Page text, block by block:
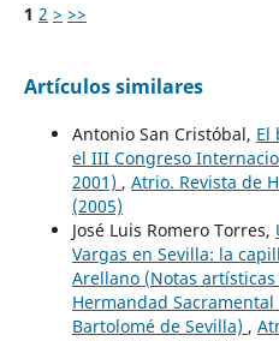
1 2 > >>
Artículos similares
Antonio San Cristóbal, El
el III Congreso
2001) , Atrio. Revista de
(2005)
José Luis Romero Torres,
Vargas en Sevilla: la
Arellano (Notas
Hermandad
Bartolomé de Sevilla) ,